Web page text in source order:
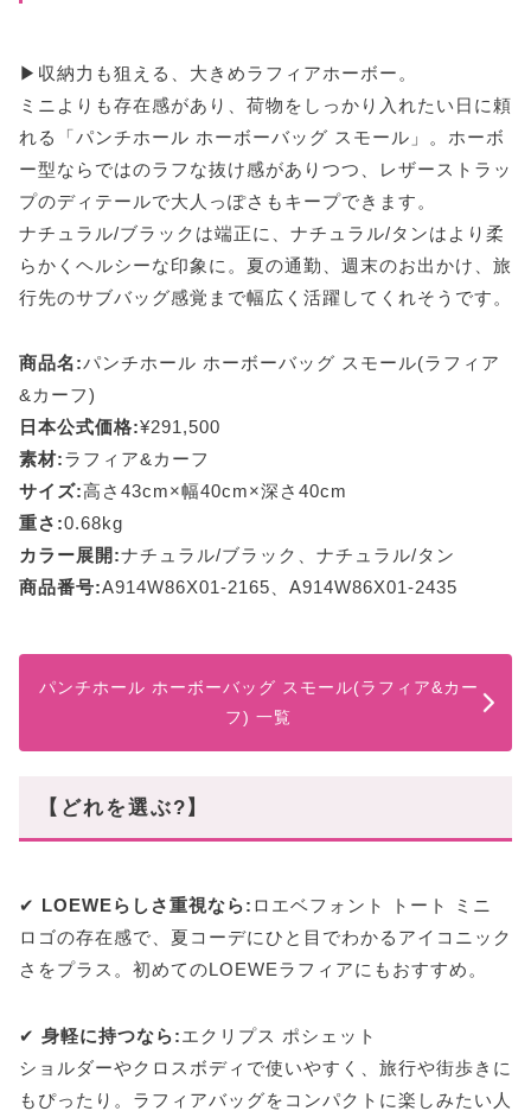
▶収納力も狙える、大きめラフィアホーボー。
ミニよりも存在感があり、荷物をしっかり入れたい日に頼
れる「パンチホール ホーボーバッグ スモール」。ホーボ
ー型ならではのラフな抜け感がありつつ、レザーストラッ
プのディテールで大人っぽさもキープできます。
ナチュラル/ブラックは端正に、ナチュラル/タンはより柔
らかくヘルシーな印象に。夏の通勤、週末のお出かけ、旅
行先のサブバッグ感覚まで幅広く活躍してくれそうです。
商品名:パンチホール ホーボーバッグ スモール(ラフィア
&カーフ)
日本公式価格:¥291,500
素材:ラフィア&カーフ
サイズ:高さ43cm×幅40cm×深さ40cm
重さ:0.68kg
カラー展開:ナチュラル/ブラック、ナチュラル/タン
商品番号:A914W86X01-2165、A914W86X01-2435
パンチホール ホーボーバッグ スモール(ラフィア&カー
フ) 一覧
【どれを選ぶ?】
✔ LOEWEらしさ重視なら: ロエベフォント トート ミニ
ロゴの存在感で、夏コーデにひと目でわかるアイコニック
さをプラス。初めてのLOEWEラフィアにもおすすめ。
✔ 身軽に持つなら:エクリプス ポシェット
ショルダーやクロスボディで使いやすく、旅行や街歩きに
もぴったり。ラフィアバッグをコンパクトに楽しみたい人